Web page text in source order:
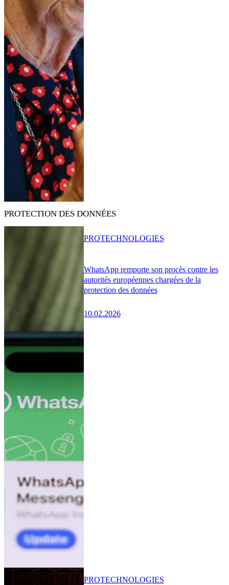
PROTECTION DES DONNÉES
WhatsApp remporte son procès contre les
autorités européennes chargées de la
protection des données
10.02.2026
PROTECHNOLOGIES
PROTECHNOLOGIES